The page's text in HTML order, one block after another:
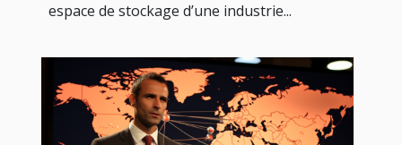
espace de stockage d’une industrie...